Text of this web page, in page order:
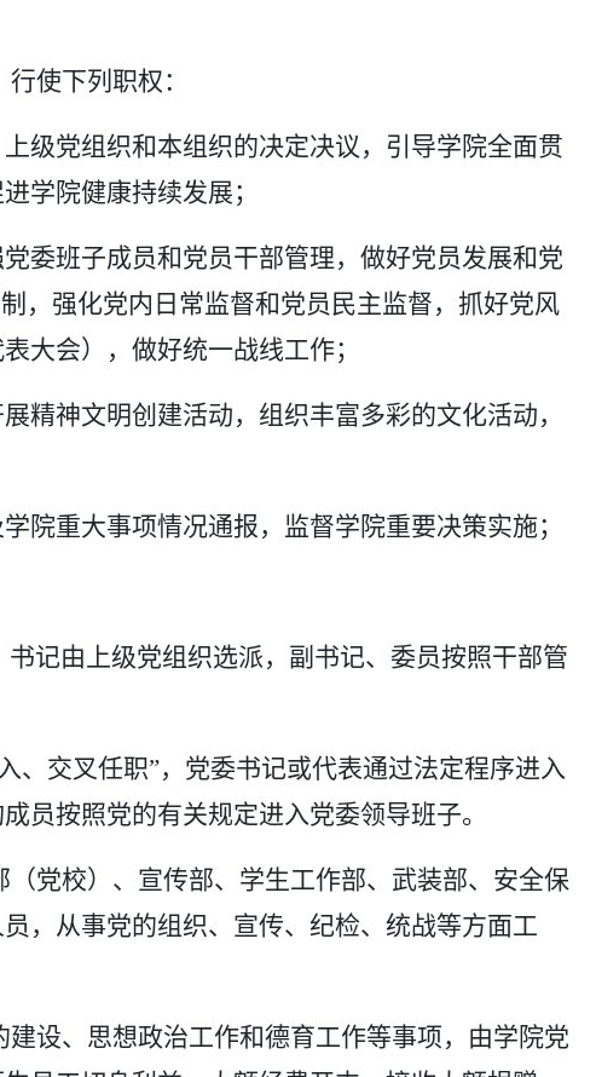
使下列职权：
级党组织和本组织的决定决议，引导学院全面贯
学院健康持续发展；
委班子成员和党员干部管理，做好党员发展和党
，强化党内日常监督和党员民主监督，抓好党风
大会），做好统一战线工作；
精神文明创建活动，组织丰富多彩的文化活动，
院重大事项情况通报，监督学院重要决策实施；
记由上级党组织选派，副书记、委员按照干部管
、交叉任职”，党委书记或代表通过法定程序进入
员按照党的有关规定进入党委领导班子。
党校）、宣传部、学生工作部、武装部、安全保
，从事党的组织、宣传、纪检、统战等方面工
设、思想政治工作和德育工作等事项，由学院党